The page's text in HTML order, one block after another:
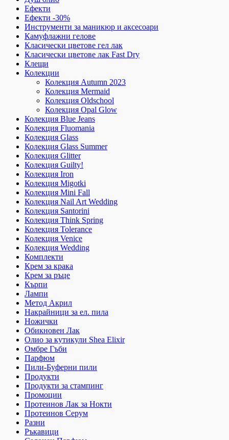
Ефекти
Ефекти -30%
Инструменти за маникюр и аксесоари
Камуфлажни гелове
Класически цветове гел лак
Класически цветове лак Fast Dry
Клещи
Колекции
Колекция Autumn 2023
Колекция Mermaid
Колекция Oldschool
Колекция Opal Glow
Колекция Blue Jeans
Колекция Fluomania
Колекция Glass
Колекция Glass Summer
Колекция Glitter
Колекция Guilty!
Колекция Iron
Колекция Migotki
Колекция Mini Fall
Колекция Nail Art Wedding
Колекция Santorini
Колекция Think Spring
Колекция Tolerance
Колекция Venice
Колекция Wedding
Комплекти
Крем за крака
Крем за ръце
Кърпи
Лампи
Метод Акрил
Накрайници за ел. пила
Ножички
Обикновен Лак
Олио за кутикули Shea Elixir
Омбре Гъби
Парфюм
Пили-Буферни пили
Продукти
Продукти за стампинг
Промоции
Протеинов Лак за Нокти
Протеинов Серум
Разни
Ръкавици